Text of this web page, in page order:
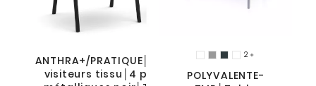
ANTHRA+/PRATIQUE│Siège
visiteurs tissu│4 pieds
2 
POLYVALENTE-